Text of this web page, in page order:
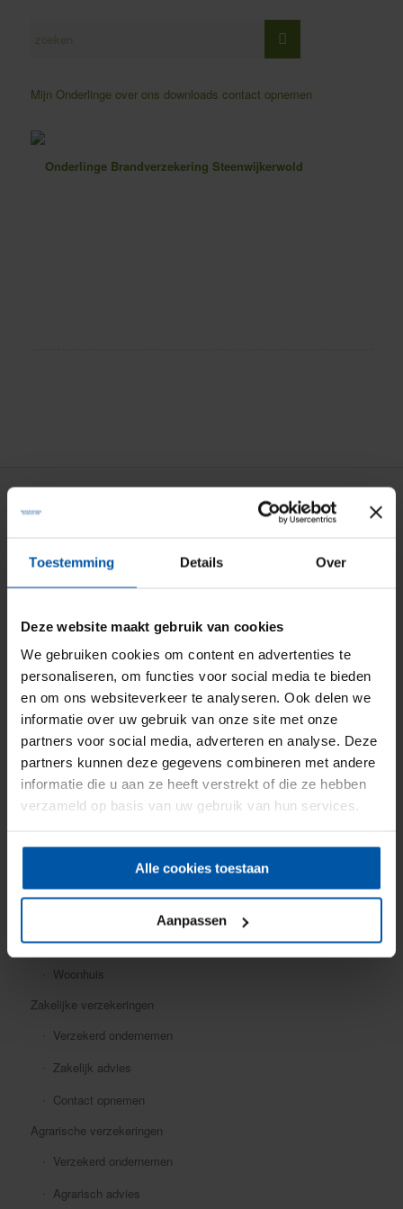
Toestemming Details Over
Deze website maakt gebruik van cookies
We gebruiken cookies om content en advertenties te
personaliseren, om functies voor social media te bieden
en om ons websiteverkeer te analyseren. Ook delen we
informatie over uw gebruik van onze site met onze
partners voor social media, adverteren en analyse. Deze
partners kunnen deze gegevens combineren met andere
informatie die u aan ze heeft verstrekt of die ze hebben
verzameld op basis van uw gebruik van hun services.
Alle cookies toestaan
Aanpassen
Mijn Onderlinge over ons downloads contact opnemen
Aansprakelijkheid
Auto
Bromfiets
Caravan
Doorlopende reis
Fiets
Inboedel
Kostbaarheden
Mobiele dekking
Oldtimer
Verkeersschadeverzekering
Woonhuis
Zakelijke verzekeringen
Verzekerd ondernemen
Zakelijk advies
Contact opnemen
Agrarische verzekeringen
Verzekerd ondernemen
Agrarisch advies